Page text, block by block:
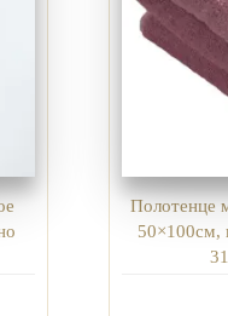
Полотенце
50×100см,